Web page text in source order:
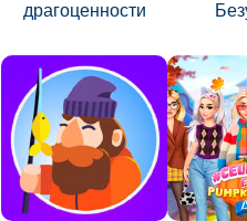
драгоценности